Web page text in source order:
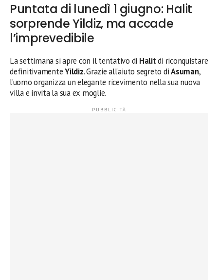
Puntata di lunedì 1 giugno: Halit
sorprende Yildiz, ma accade
l’imprevedibile
La settimana si apre con il tentativo di Halitdi riconquistare
definitivamenteYildiz. Grazie all’aiuto segreto diAsuman,
l’uomo organizza un elegante ricevimento nella sua nuova
villa e invita la sua ex moglie.